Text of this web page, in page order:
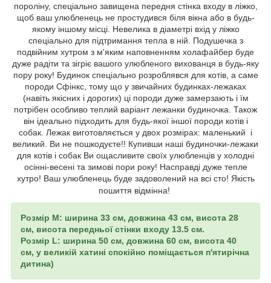
пороліну, спеціально завищена передня стінка входу в ліжко,
щоб ваш улюбленець не простудився біля вікна або в будь-
якому іншому місці. Невелика в діаметрі вхід у ліжко
спеціально для підтримання тепла в ній. Подушечка з
подвійним хутром з м'яким наповненням холафайбер буде
дуже радіти та зігріє вашого улюбленого вихованця в будь-яку
пору року! Будинок спеціально розроблявся для котів, а саме
породи Сфінкс, тому що у звичайних будинках-лежаках
(навіть якісних і дорогих) ці породи дуже замерзають і їм
потрібен особливо теплий варіант лежанки будиночка. Також
він ідеально підходить для будь-якої іншої породи котів і
собак. Лежак виготовляється у двох розмірах: маленький і
великий. Ви не пошкодуєте!! Купивши наші будиночки-лежаки
для котів і собак Ви ощасливите своїх улюбленців у холодні
осінні-весені та зимові пори року! Насправді дуже тепле
хутро! Ваш улюбленець буде задоволений на всі сто! Якість
пошиття відмінна!
Розмір М: ширина 33 см, довжина 43 см, висота 28
см, висота передньої стінки входу 13.5 см.
Розмір L: ширина 50 см, довжина 60 см, висота 40
см, у великій хатині спокійно поміщається п'ятирічна
дитина)